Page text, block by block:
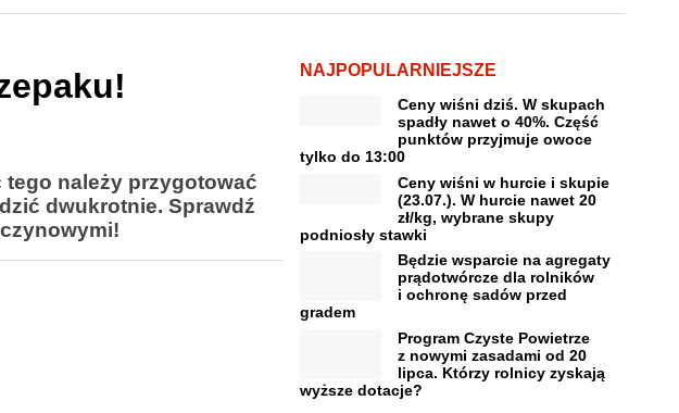
tego należy przygotować
dwukrotnie. Sprawdź
NAJPOPULARNIEJSZE
Ceny wiśni dziś. W skupach
spadły nawet o 40%. Część
punktów przyjmuje owoce
tylko do 13:00
Ceny wiśni w hurcie i skupie
(23.07.). W hurcie nawet 20
zł/kg, wybrane skupy
podniosły stawki
Będzie wsparcie na agregaty
prądotwórcze dla rolników
i ochronę sadów przed
gradem
Program Czyste Powietrze
z nowymi zasadami od 20
lipca. Którzy rolnicy zyskają
wyższe dotacje?